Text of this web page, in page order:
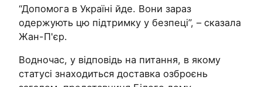
“Допомога в Україні йде. Вони зараз
одержують цю підтримку у безпеці”, – сказала
Жан-П'єр.
Водночас, у відповідь на питання, в якому
статусі знаходиться доставка озброєнь